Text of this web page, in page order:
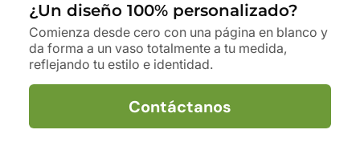
¿Un diseño 100% personalizado?
Comienza desde cero con una página en blanco y
da forma a un vaso totalmente a tu medida,
reflejando tu estilo e identidad.
Contáctanos